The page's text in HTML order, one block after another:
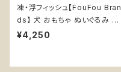
凍・浮フィッシュ【FouFou Bran
ds】 犬 おもちゃ ぬいぐるみ ひ
んやり 凍らせる 浮く 水遊び
¥4,250